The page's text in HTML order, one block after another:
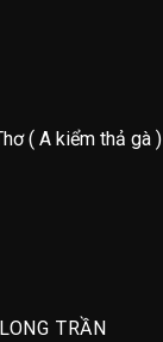
( A kiểm thả gà )
TRẦN